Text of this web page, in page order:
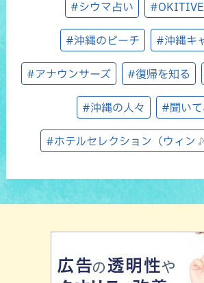
#シウマ占い
#沖縄のビーチ #沖縄キ
#アナウンサーズ #復帰を知る
#沖縄の人々 #聞いて
#ホテルセレクション（ウィン